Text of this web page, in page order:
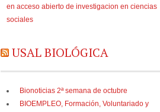
en acceso abierto de investigacion en ciencias
sociales
USAL BIOLÓGICA
Bionoticias 2ª semana de octubre
BIOEMPLEO, Formación, Voluntariado y